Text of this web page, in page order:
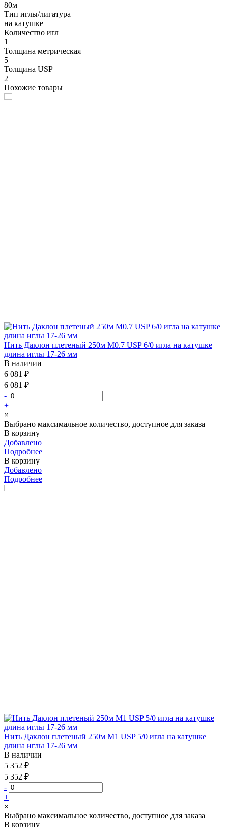
80м
Тип иглы/лигатура
на катушке
Количество игл
1
Толщина метрическая
5
Толщина USP
2
Похожие товары
Нить Даклон плетеный 250м М0.7 USP 6/0 игла на катушке
длина иглы 17-26 мм
В наличии
6 081 ₽
6 081 ₽
-
+
×
Выбрано максимальное количество, доступное для заказа
В корзину
Добавлено
Подробнее
В корзину
Добавлено
Подробнее
Нить Даклон плетеный 250м М1 USP 5/0 игла на катушке
длина иглы 17-26 мм
В наличии
5 352 ₽
5 352 ₽
-
+
×
Выбрано максимальное количество, доступное для заказа
В корзину